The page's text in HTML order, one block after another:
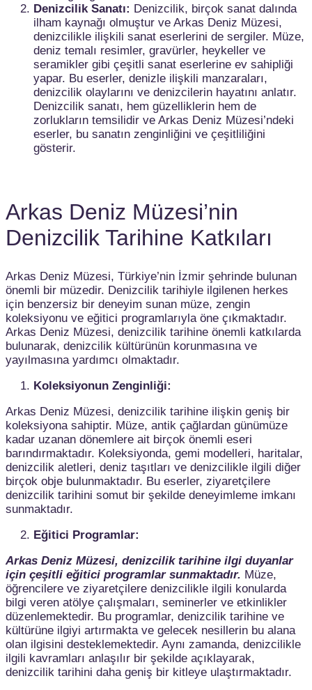
Denizcilik Sanatı: Denizcilik, birçok sanat dalında
ilham kaynağı olmuştur ve Arkas Deniz Müzesi,
denizcilikle ilişkili sanat eserlerini de sergiler. Müze,
deniz temalı resimler, gravürler, heykeller ve
seramikler gibi çeşitli sanat eserlerine ev sahipliği
yapar. Bu eserler, denizle ilişkili manzaraları,
denizcilik olaylarını ve denizcilerin hayatını anlatır.
Denizcilik sanatı, hem güzelliklerin hem de
zorlukların temsilidir ve Arkas Deniz Müzesi’ndeki
eserler, bu sanatın zenginliğini ve çeşitliliğini
gösterir.
Arkas Deniz Müzesi’nin
Denizcilik Tarihine Katkıları
Arkas Deniz Müzesi, Türkiye’nin İzmir şehrinde bulunan
önemli bir müzedir. Denizcilik tarihiyle ilgilenen herkes
için benzersiz bir deneyim sunan müze, zengin
koleksiyonu ve eğitici programlarıyla öne çıkmaktadır.
Arkas Deniz Müzesi, denizcilik tarihine önemli katkılarda
bulunarak, denizcilik kültürünün korunmasına ve
yayılmasına yardımcı olmaktadır.
Koleksiyonun Zenginliği:
Arkas Deniz Müzesi, denizcilik tarihine ilişkin geniş bir
koleksiyona sahiptir. Müze, antik çağlardan günümüze
kadar uzanan dönemlere ait birçok önemli eseri
barındırmaktadır. Koleksiyonda, gemi modelleri, haritalar,
denizcilik aletleri, deniz taşıtları ve denizcilikle ilgili diğer
birçok obje bulunmaktadır. Bu eserler, ziyaretçilere
denizcilik tarihini somut bir şekilde deneyimleme imkanı
sunmaktadır.
Eğitici Programlar:
Arkas Deniz Müzesi, denizcilik tarihine ilgi duyanlar
için çeşitli eğitici programlar sunmaktadır. Müze,
öğrencilere ve ziyaretçilere denizcilikle ilgili konularda
bilgi veren atölye çalışmaları, seminerler ve etkinlikler
düzenlemektedir. Bu programlar, denizcilik tarihine ve
kültürüne ilgiyi artırmakta ve gelecek nesillerin bu alana
olan ilgisini desteklemektedir. Aynı zamanda, denizcilikle
ilgili kavramları anlaşılır bir şekilde açıklayarak,
denizcilik tarihini daha geniş bir kitleye ulaştırmaktadır.